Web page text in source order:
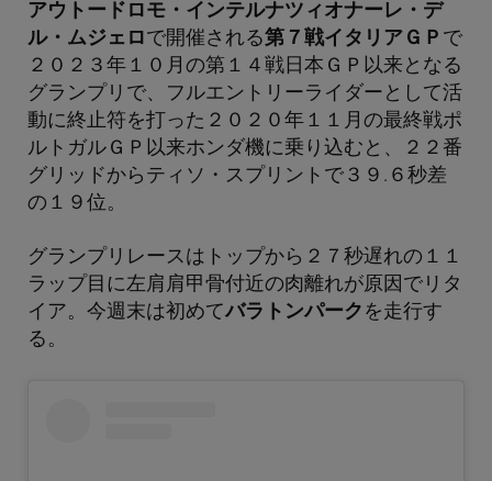
アウトードロモ・インテルナツィオナーレ・デ
ル・ムジェロ で開催される第７戦イタリアＧＰ で
２０２３年１０月の第１４戦日本ＧＰ以来となる
グランプリで、フルエントリーライダーとして活
動に終止符を打った２０２０年１１月の最終戦ポ
ルトガルＧＰ以来ホンダ機に乗り込むと、２２番
グリッドからティソ・スプリントで３９.６秒差
の１９位。
グランプリレースはトップから２７秒遅れの１１
ラップ目に左肩肩甲骨付近の肉離れが原因でリタ
イア。今週末は初めてバラトンパーク を走行す
る。